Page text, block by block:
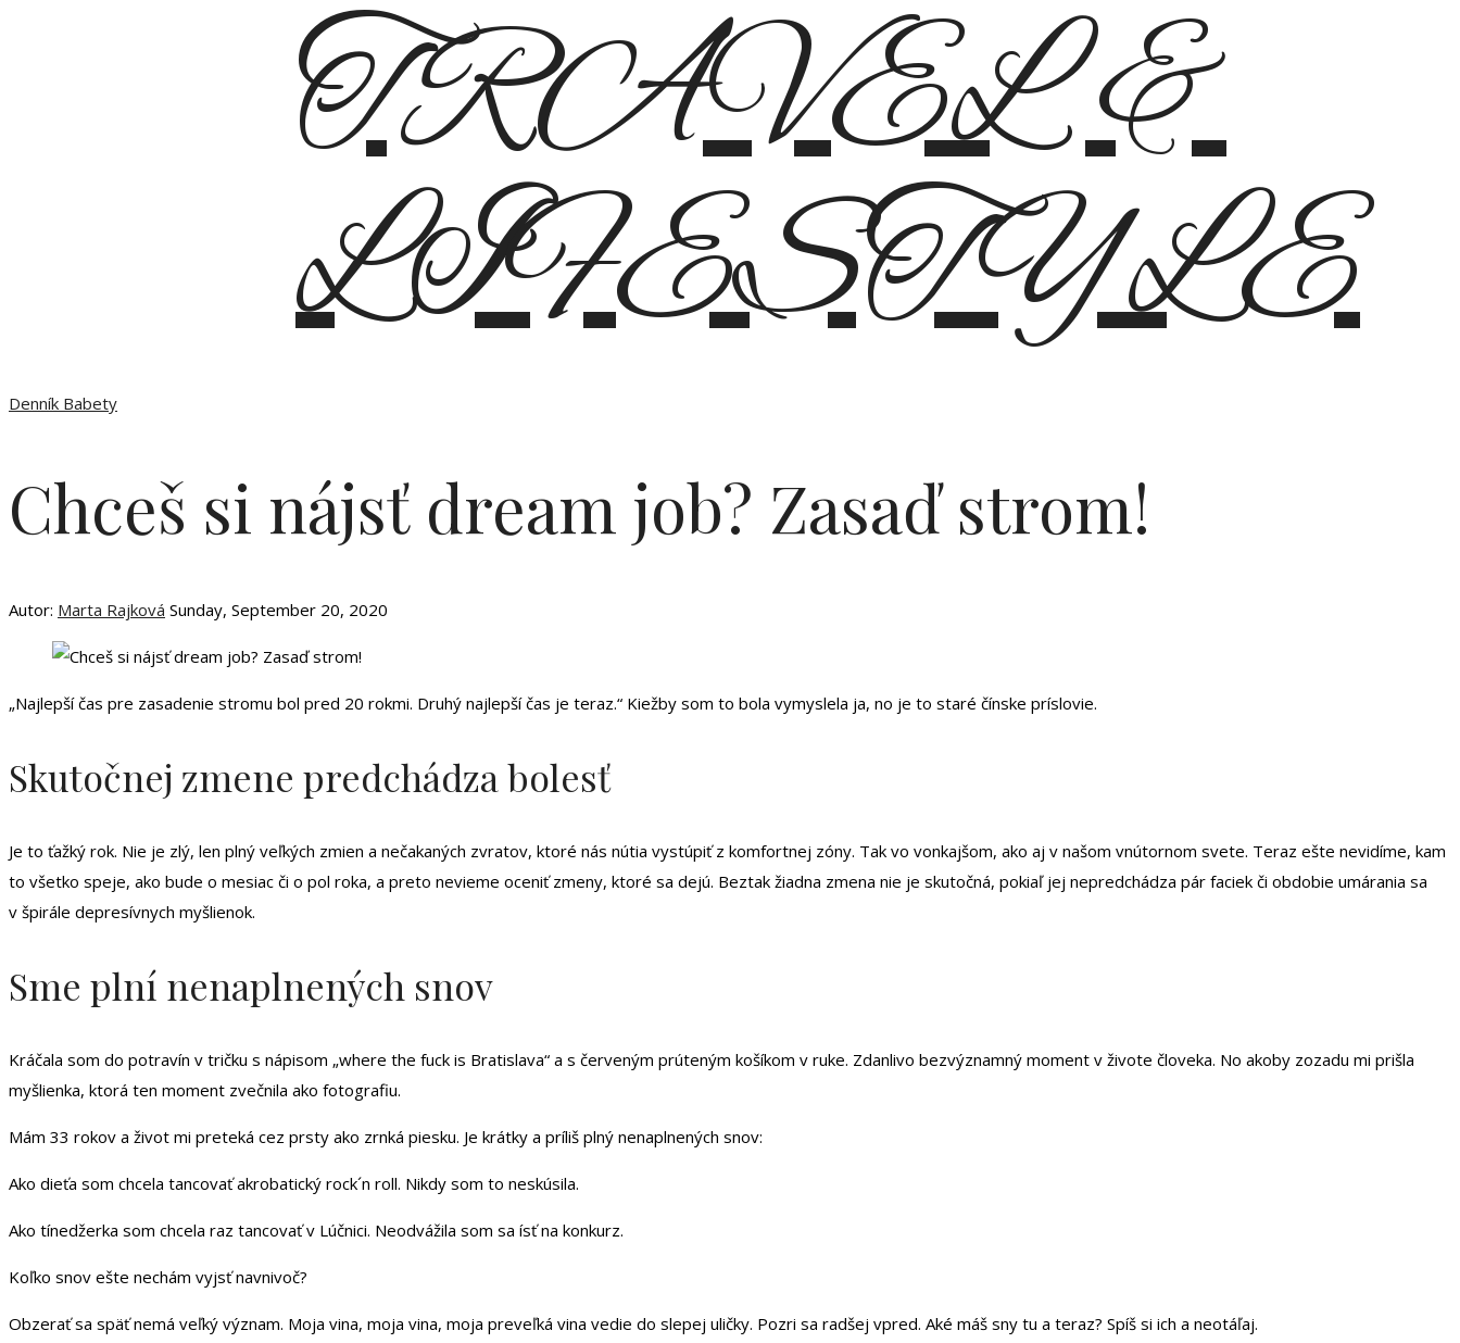
Denník Babety
Chceš si nájsť dream job? Zasaď strom!
Autor: Marta Rajková Sunday, September 20, 2020
„Najlepší čas pre zasadenie stromu bol pred 20 rokmi. Druhý najlepší čas je teraz.“ Kiežby som to bola vymyslela ja, no je to staré čínske príslovie.
Skutočnej zmene predchádza bolesť
Je to ťažký rok. Nie je zlý, len plný veľkých zmien a nečakaných zvratov, ktoré nás nútia vystúpiť z komfortnej zóny. Tak vo vonkajšom, ako aj v našom vnútornom svete. Teraz ešte nevidíme, kam
to všetko speje, ako bude o mesiac či o pol roka, a preto nevieme oceniť zmeny, ktoré sa dejú. Beztak žiadna zmena nie je skutočná, pokiaľ jej nepredchádza pár faciek či obdobie umárania sa
v špirále depresívnych myšlienok.
Sme plní nenaplnených snov
Kráčala som do potravín v tričku s nápisom „where the fuck is Bratislava“ a s červeným prúteným košíkom v ruke. Zdanlivo bezvýznamný moment v živote človeka. No akoby zozadu mi prišla
myšlienka, ktorá ten moment zvečnila ako fotografiu.
Mám 33 rokov a život mi preteká cez prsty ako zrnká piesku. Je krátky a príliš plný nenaplnených snov:
Ako dieťa som chcela tancovať akrobatický rock´n roll. Nikdy som to neskúsila.
Ako tínedžerka som chcela raz tancovať v Lúčnici. Neodvážila som sa ísť na konkurz.
Koľko snov ešte nechám vyjsť navnivoč?
Obzerať sa späť nemá veľký význam. Moja vina, moja vina, moja preveľká vina vedie do slepej uličky. Pozri sa radšej vpred. Aké máš sny tu a teraz? Spíš si ich a neotáľaj.